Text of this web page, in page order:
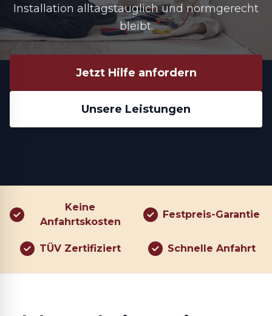
Installation alltagstauglich und normgerecht
bleibt.
Jetzt Hilfe anfordern
Unsere Leistungen
Keine
Anfahrtskosten
Festpreis-Garantie
TÜV Zertifiziert Schnelle Anfahrt